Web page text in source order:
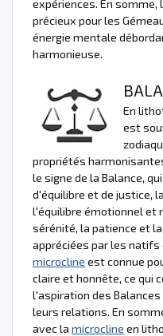
expériences. En somme,
précieux pour les
énergie mentale
harmonieuse.
En
est
propriétés
le signe de la Balance,
d'équilibre et de justice, la
l'équilibre émotionnel et
sérénité, la patience et
appréciées par les natifs
microcline est connue
claire et honnête, ce qui
l'aspiration des
leurs relations. En
avec la microcline en